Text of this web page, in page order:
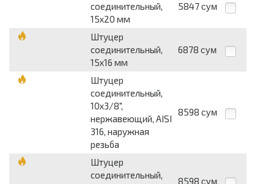
соединительный,
15х20 мм
5847 сум
Штуцер
соединительный,
15х16 мм
6878 сум
Штуцер
соединительный,
10х3/8",
нержавеющий, AISI
316, наружная
резьба
8598 сум
Штуцер
соединительный,
8598 сум